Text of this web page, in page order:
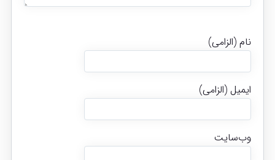
نام (الزامی)
ایمیل (الزامی)
وب‌سایت